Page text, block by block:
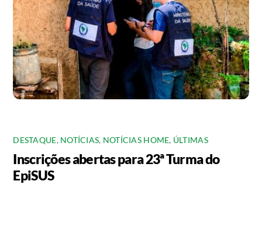
DESTAQUE, NOTÍCIAS, NOTÍCIAS HOME, ÚLTIMAS
Inscrições abertas para 23ª Turma do
EpiSUS